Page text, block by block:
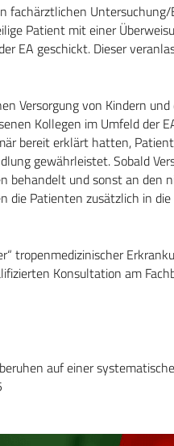
fachärztlichen
Patient mit einer
EA geschickt. Dieser
Versorgung von Kindern
Kollegen im Umfeld der
bereit erklärt hatten,
gewährleistet. Sobald
behandelt und sonst an den
die Patienten zusätzlich in
tropenmedizinischer
Konsultation am
auf einer